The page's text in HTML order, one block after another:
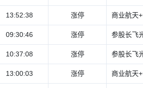
13:52:38 涨停 商业航天
09:30:46 涨停 参股长飞
10:37:08 涨停 参股长飞
13:00:03 涨停 商业航天